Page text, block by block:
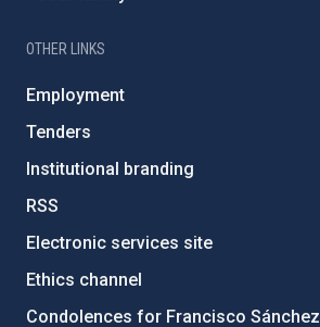
OTHER LINKS
Employment
Tenders
Institutional branding
RSS
Electronic services site
Ethics channel
Condolences for Francisco Sánchez